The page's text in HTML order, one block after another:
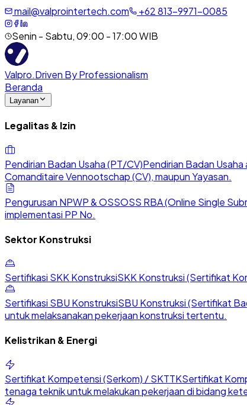
mail@valprointertech.com +62813-9971-0085
Senin - Sabtu, 09:00 - 17:00 WIB
Valpro.Driven By Professionalism
Beranda
Layanan
Legalitas & Izin
Pendirian Badan Usaha (PT/CV)Pendirian Badan
Comanditaire Vennootschap (CV), maupun Yayasan.
Pengurusan NPWP & OSSOSS RBA (Online Single
implementasi PP No.
Sektor Konstruksi
Sertifikasi SKK KonstruksiSKK Konstruksi (Sertifikat
Sertifikasi SBU KonstruksiSBU Konstruksi (Sertifikat
untuk melaksanakan pekerjaan konstruksi tertentu.
Kelistrikan & Energi
Sertifikat Kompetensi (Serkom) / SKTTKSertifikat
tenaga teknik untuk melakukan pekerjaan di bidang